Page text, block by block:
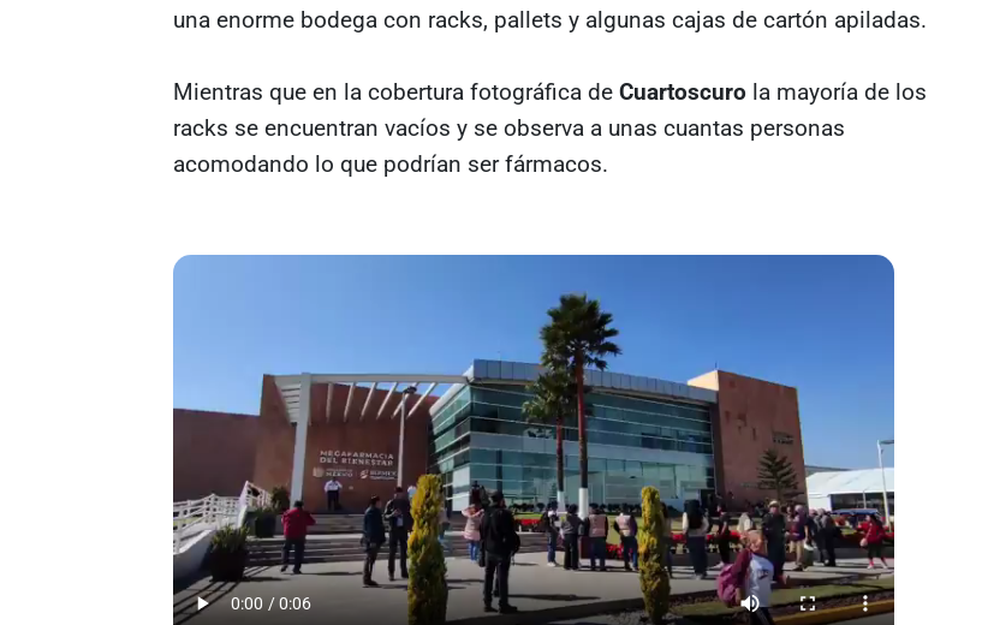
una enorme bodega con racks, pallets y algunas cajas de cartón apiladas.
Mientras que en la cobertura fotográfica de Cuartoscuro la mayoría de los
racks se encuentran vacíos y se observa a unas cuantas personas
acomodando lo que podrían ser fármacos.